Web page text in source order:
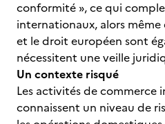
conformité », ce qui
internationaux, alors
et le droit européen sont
nécessitent une veille
Un contexte risqué
Les activités de commerce
connaissent un niveau de